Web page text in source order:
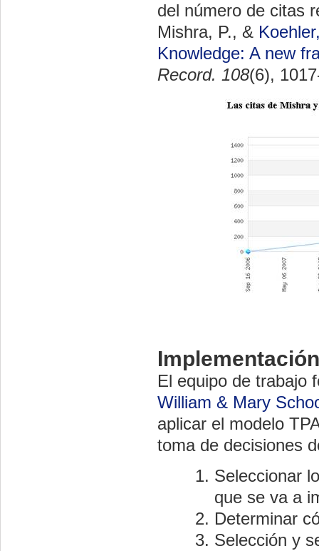
del número de citas
Mishra, P., &
Knowledge: A new
Record. 108(6),
El equipo de trabajo
William & Mary
aplicar el modelo
toma de decisiones
Seleccionar
que se va a
Determinar
Selección y